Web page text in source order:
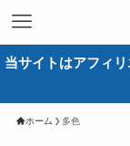
当サイトはアフィ
ホーム 多色